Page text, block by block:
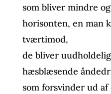
som bliver mindre
horisonten, en man
tværtimod,
de bliver
hæsblæsende
som forsvinder ud